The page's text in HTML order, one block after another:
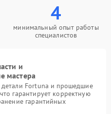
4
минимальный опыт работы
специалистов
и
мастера
детали Fortuna и прошедшие
гарантирует корректную
гарантийных